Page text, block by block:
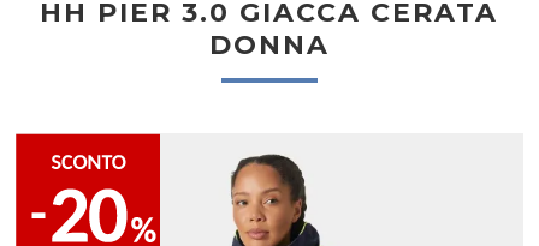
HH PIER 3.0 GIACCA CERATA
DONNA